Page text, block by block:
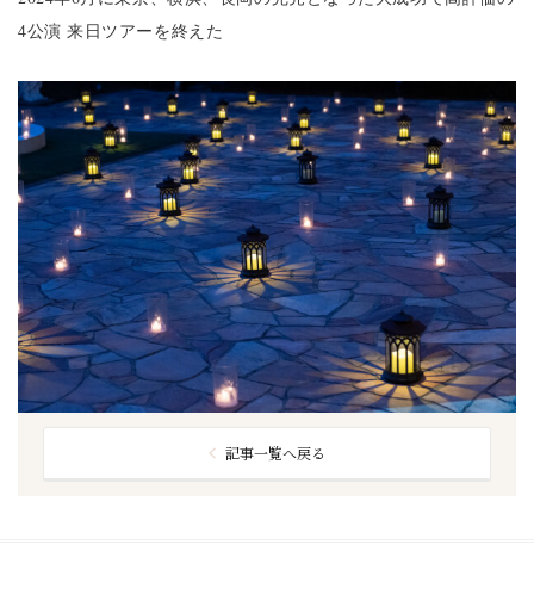
4公演 来日ツアーを終えた
記事一覧へ戻る